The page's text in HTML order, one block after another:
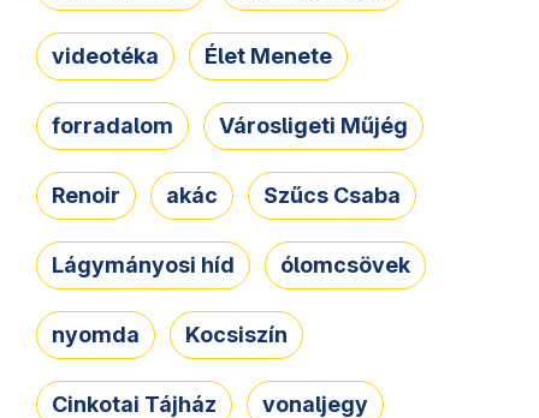
videotéka Élet Menete
forradalom Városligeti Műjég
Renoir akác Szűcs Csaba
Lágymányosi híd ólomcsövek
nyomda Kocsiszín
Cinkotai Tájház vonaljegy